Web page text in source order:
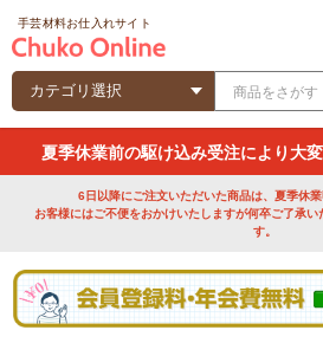
手芸材料お仕入れサイト
夏季休業前の駆け込み受注により大
6日以降にご注文いただいた商品は、夏季休業
お客様にはご不便をおかけいたしますが何卒ご了承
す。